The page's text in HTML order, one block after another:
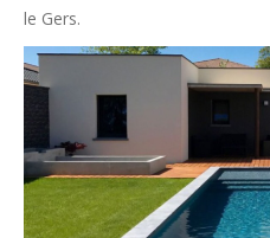
le Gers.